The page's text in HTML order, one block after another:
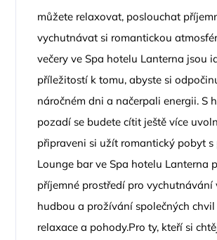
můžete relaxovat, poslouchat
vychutnávat si romantickou
večery ve Spa hotelu Lanterna jsou
příležitostí k tomu, abyste si
náročném dni a načerpali energii. S
pozadí se budete cítit ještě více
připraveni si užít romantický pobyt s
Lounge bar ve Spa hotelu Lanterna
příjemné prostředí pro vychutnávání
hudbou a prožívání společných
relaxace a pohody.Pro ty, kteří si